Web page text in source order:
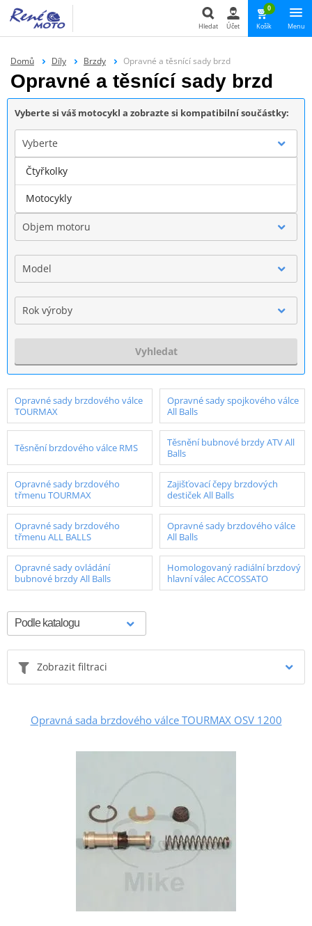
Hledat Účet
0
Košík Menu
Domů Díly Brzdy Opravné a těsnící sady brzd
Opravné a těsnící sady brzd
Vyberte si váš motocykl a zobrazte si kompatibilní součástky:
Vyberte
Značka
Objem motoru
Model
Rok výroby
Vyhledat
Opravné sady brzdového válce
TOURMAX
Opravné sady spojkového válce
All Balls
Těsnění brzdového válce RMS
Těsnění bubnové brzdy ATV All
Balls
Opravné sady brzdového
třmenu TOURMAX
Zajišťovací čepy brzdových
destiček All Balls
Opravné sady brzdového
třmenu ALL BALLS
Opravné sady brzdového válce
All Balls
Opravné sady ovládání
bubnové brzdy All Balls
Homologovaný radiální brzdový
hlavní válec ACCOSSATO
Zobrazit filtraci
Opravná sada brzdového válce TOURMAX OSV 1200
Čtyřkolky
Motocykly